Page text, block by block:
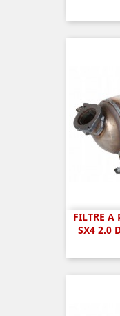
FILTRE A
SX4 2.0